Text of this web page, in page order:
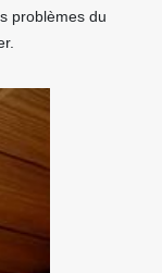
problèmes du